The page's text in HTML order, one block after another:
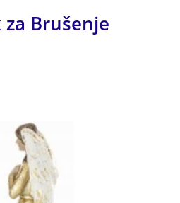
Brušenje